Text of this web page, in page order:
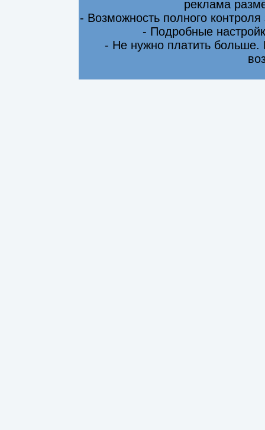
реклама
- Возможность полного
- Подробные
- Не нужно платить больше.